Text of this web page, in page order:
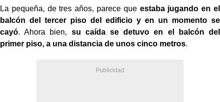
La pequeña, de tres años, parece que estaba jugando en el
balcón del tercer piso del edificio y en un momento se
cayó. Ahora bien, su caída se detuvo en el balcón del
primer piso, a una distancia de unos cinco metros.